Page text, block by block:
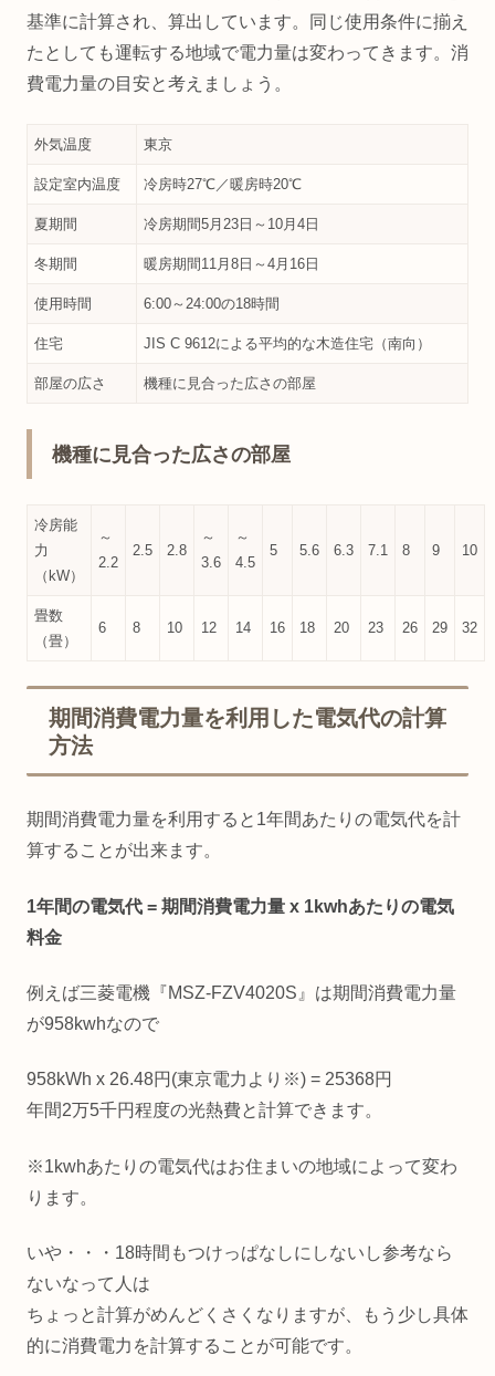
基準に計算され、算出しています。同じ使用条件に揃え
たとしても運転する地域で電力量は変わってきます。消
費電力量の目安と考えましょう。
外気温度 東京
設定室内温度 冷房時27℃／暖房時20℃
夏期間 冷房期間5月23日～10月4日
冬期間 暖房期間11月8日～4月16日
使用時間 6:00～24:00の18時間
住宅 JIS C 9612による平均的な木造住宅（南向）
部屋の広さ 機種に見合った広さの部屋
機種に見合った広さの部屋
冷房能
力
（kW）
～
2.2
2.5 2.8
～
3.6
～
4.5
5 5.6 6.3 7.1 8 9 10
畳数
（畳）
6 8 10 12 14 16 18 20 23 26 29 32
期間消費電力量を利用した電気代の計算
方法
期間消費電力量を利用すると1年間あたりの電気代を計
算することが出来ます。
1年間の電気代 = 期間消費電力量 x 1kwhあたりの電気
料金
例えば三菱電機『MSZ-FZV4020S』は期間消費電力量
が958kwhなので
958kWh x 26.48円(東京電力より※) = 25368円
年間2万5千円程度の光熱費と計算できます。
※1kwhあたりの電気代はお住まいの地域によって変わ
ります。
いや・・・18時間もつけっぱなしにしないし参考なら
ないなって人は
ちょっと計算がめんどくさくなりますが、もう少し具体
的に消費電力を計算することが可能です。